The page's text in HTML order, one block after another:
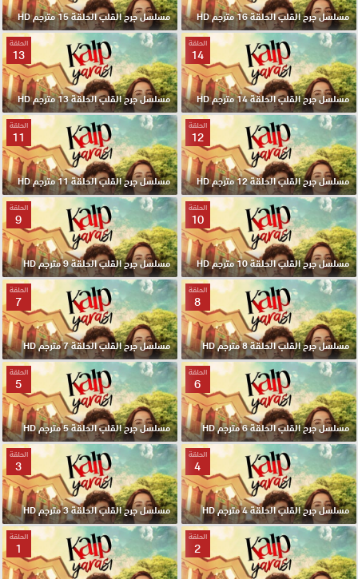
مسلسل جرح القلب الحلقة 16 مترجم HD مسلسل جرح القلب الحلقة 15 مترجم HD
الحلقة
14
مسلسل جرح القلب الحلقة 14 مترجم HD
الحلقة
13
مسلسل جرح القلب الحلقة 13 مترجم HD
الحلقة
12
مسلسل جرح القلب الحلقة 12 مترجم HD
الحلقة
11
مسلسل جرح القلب الحلقة 11 مترجم HD
الحلقة
10
مسلسل جرح القلب الحلقة 10 مترجم HD
الحلقة
9
مسلسل جرح القلب الحلقة 9 مترجم HD
الحلقة
8
مسلسل جرح القلب الحلقة 8 مترجم HD
الحلقة
7
مسلسل جرح القلب الحلقة 7 مترجم HD
الحلقة
6
مسلسل جرح القلب الحلقة 6 مترجم HD
الحلقة
5
مسلسل جرح القلب الحلقة 5 مترجم HD
الحلقة
4
مسلسل جرح القلب الحلقة 4 مترجم HD
الحلقة
3
مسلسل جرح القلب الحلقة 3 مترجم HD
الحلقة
2
الحلقة
1